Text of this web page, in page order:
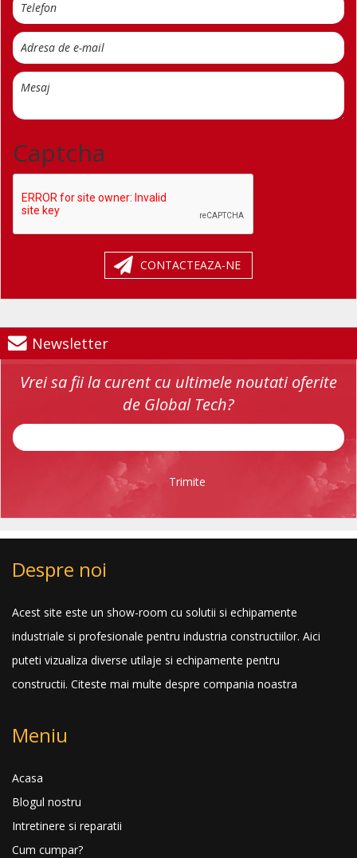
Captcha
CONTACTEAZA-NE
Newsletter
Vrei sa fii la curent cu ultimele noutati oferite
de Global Tech?
Trimite
Despre noi
Acest site este un show-room cu solutii si echipamente
industriale si profesionale pentru industria constructiilor. Aici
puteti vizualiza diverse utilaje si echipamente pentru
constructii. Citeste mai multe despre compania noastra
Meniu
Acasa
Blogul nostru
Intretinere si reparatii
Cum cumpar?